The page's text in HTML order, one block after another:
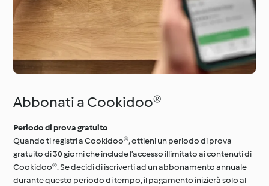
Abbonati a Cookidoo®
Periodo di prova gratuito
Quando ti registri a Cookidoo®, ottieni un periodo di prova
gratuito di 30 giorni che include l’accesso illimitato ai contenuti di
Cookidoo®. Se decidi di iscriverti ad un abbonamento annuale
durante questo periodo di tempo, il pagamento inizierà solo al